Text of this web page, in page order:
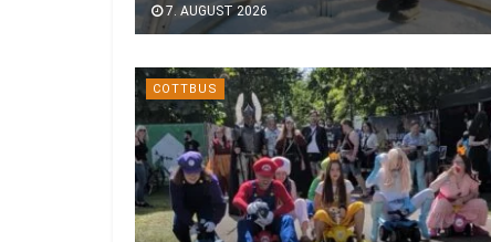
7. AUGUST 2026
COTTBUS